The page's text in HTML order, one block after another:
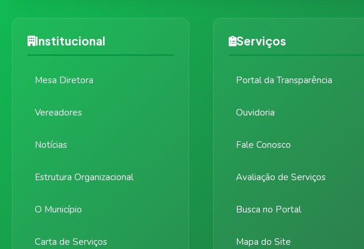
Institucional
Mesa Diretora
Vereadores
Notícias
Estrutura Organizacional
O Município
Carta de Serviços
Serviços
Portal da Transparência
Ouvidoria
Fale Conosco
Avaliação de Serviços
Busca no Portal
Mapa do Site